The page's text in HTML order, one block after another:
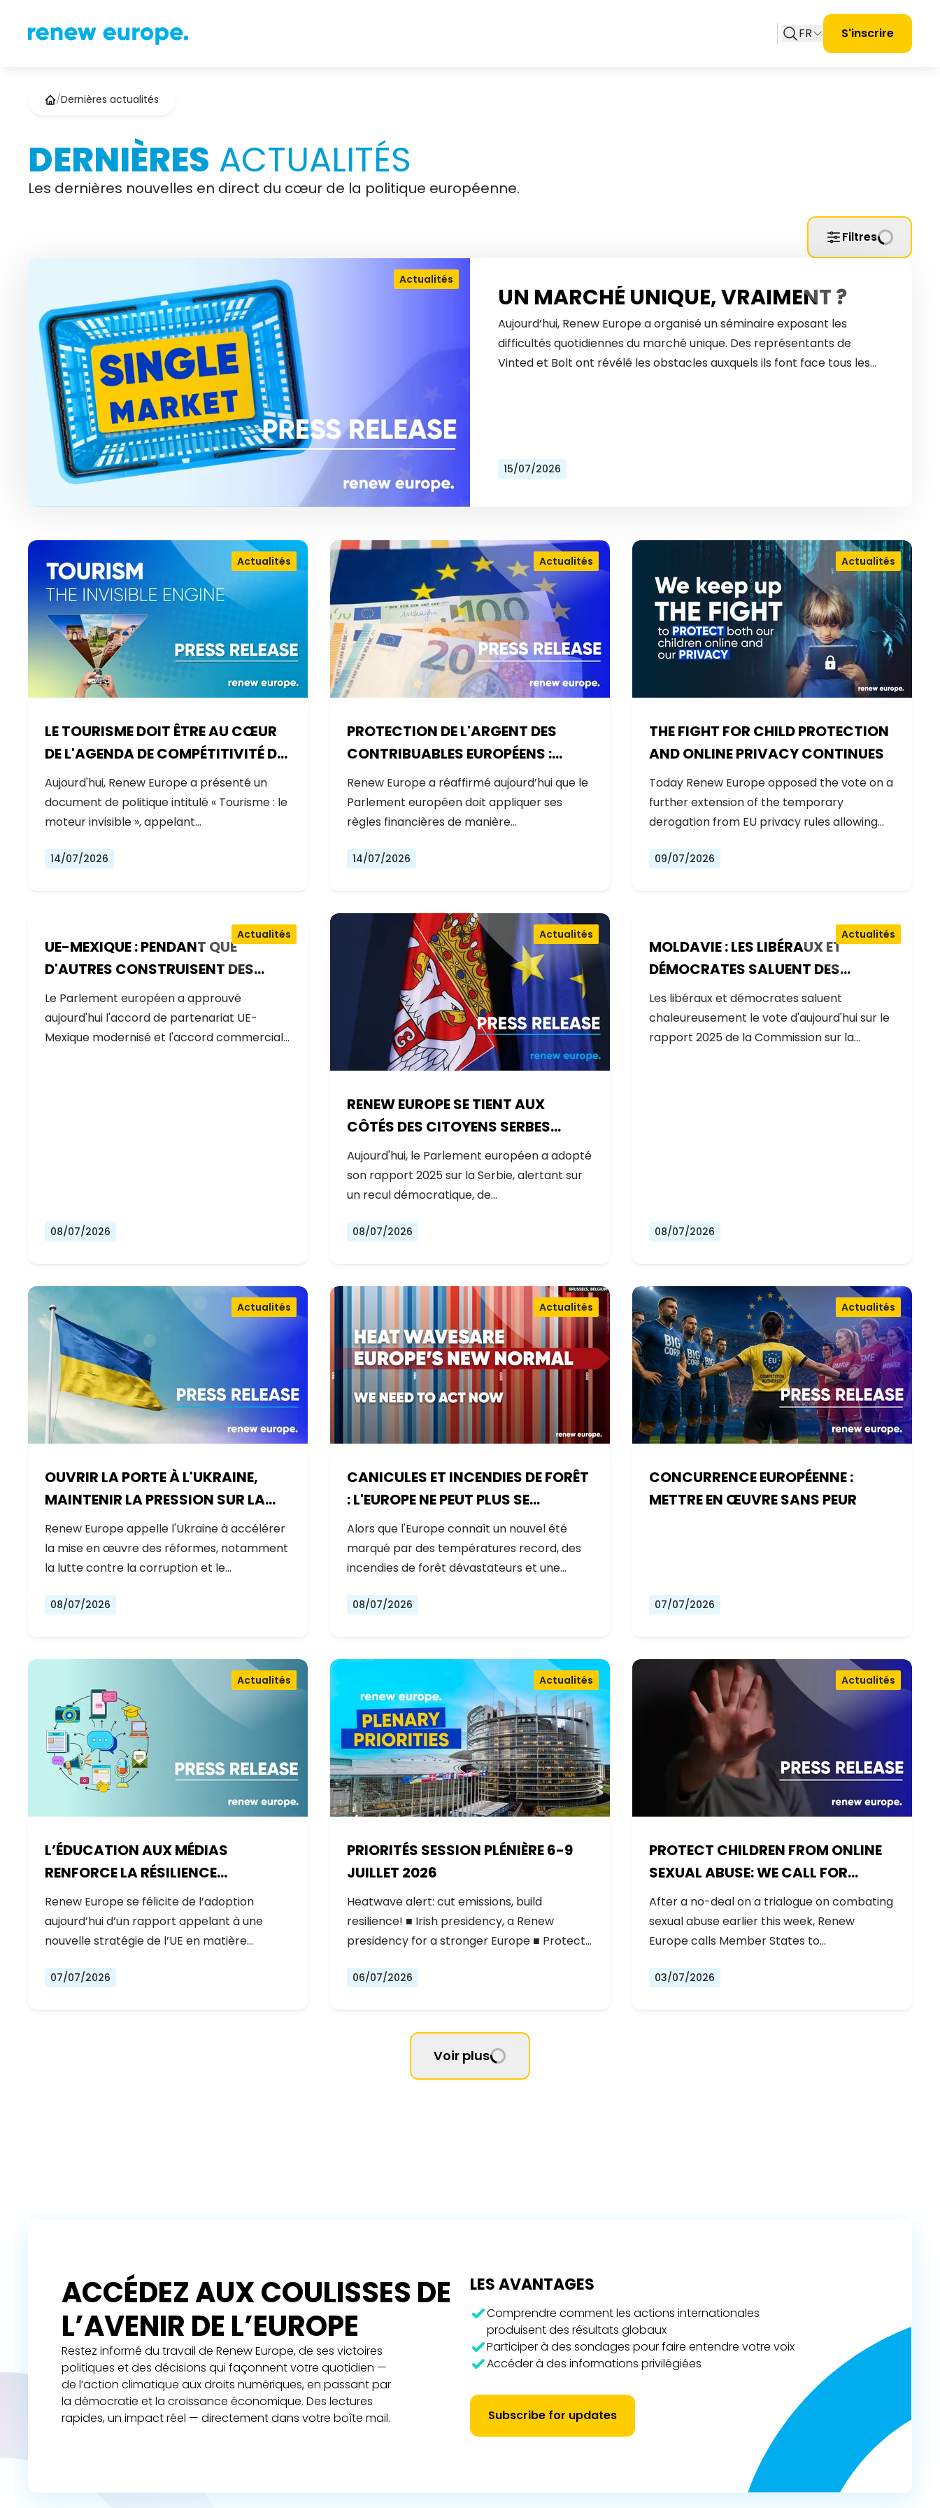
FR S'inscrire
/Dernières actualités
DERNIÈRES ACTUALITÉS
Les dernières nouvelles en direct du cœur de la politique européenne.
Filtres
Actualités
UN MARCHÉ UNIQUE, VRAIMENT ?
Aujourd’hui, Renew Europe a organisé un séminaire exposant les
difficultés quotidiennes du marché unique. Des représentants de
Vinted et Bolt ont révélé les obstacles auxquels ils font face tous les…
15/07/2026
LE TOURISME DOIT ÊTRE AU CŒUR
DE L'AGENDA DE COMPÉTITIVITÉ DE
L'EUROPE
Actualités
Aujourd'hui, Renew Europe a présenté un
document de politique intitulé « Tourisme : le
moteur invisible », appelant…
14/07/2026
PROTECTION DE L'ARGENT DES
CONTRIBUABLES EUROPÉENS :
AUCUNE EXCEPTION
Actualités
Renew Europe a réaffirmé aujourd’hui que le
Parlement européen doit appliquer ses
règles financières de manière…
14/07/2026
THE FIGHT FOR CHILD PROTECTION
AND ONLINE PRIVACY CONTINUES
Actualités
Today Renew Europe opposed the vote on a
further extension of the temporary
derogation from EU privacy rules allowing…
09/07/2026
UE-MEXIQUE : PENDANT QUE
D'AUTRES CONSTRUISENT DES
MURS, L'EUROPE CONSTRUIT DES
PONTS
Actualités
Le Parlement européen a approuvé
aujourd'hui l'accord de partenariat UE-
Mexique modernisé et l'accord commercial…
08/07/2026
RENEW EUROPE SE TIENT AUX
CÔTÉS DES CITOYENS SERBES
ALORS QUE LE GOUVERNEMENT
RECULE SUR LES RÉFORMES
Actualités
Aujourd'hui, le Parlement européen a adopté
son rapport 2025 sur la Serbie, alertant sur
un recul démocratique, de…
08/07/2026
MOLDAVIE : LES LIBÉRAUX ET
DÉMOCRATES SALUENT DES
PROGRÈS EXCEPTIONNELS SUR LA
VOIE DE L'ADHÉSION À L'UE
Actualités
Les libéraux et démocrates saluent
chaleureusement le vote d'aujourd'hui sur le
rapport 2025 de la Commission sur la…
08/07/2026
OUVRIR LA PORTE À L'UKRAINE,
MAINTENIR LA PRESSION SUR LA
RUSSIE
Actualités
Renew Europe appelle l'Ukraine à accélérer
la mise en œuvre des réformes, notamment
la lutte contre la corruption et le…
08/07/2026
CANICULES ET INCENDIES DE FORÊT
: L'EUROPE NE PEUT PLUS SE
CONTENTER DE RÉAGIR ET DOIT SE
PRÉPARER
Actualités
Alors que l'Europe connaît un nouvel été
marqué par des températures record, des
incendies de forêt dévastateurs et une…
08/07/2026
CONCURRENCE EUROPÉENNE :
METTRE EN ŒUVRE SANS PEUR
Actualités
07/07/2026
L’ÉDUCATION AUX MÉDIAS
RENFORCE LA RÉSILIENCE
DÉMOCRATIQUE DE L’EUROPE
Actualités
Renew Europe se félicite de l’adoption
aujourd’hui d’un rapport appelant à une
nouvelle stratégie de l’UE en matière…
07/07/2026
PRIORITÉS SESSION PLÉNIÈRE 6-9
JUILLET 2026
Actualités
Heatwave alert: cut emissions, build
resilience! ■ Irish presidency, a Renew
presidency for a stronger Europe ■ Protect…
06/07/2026
PROTECT CHILDREN FROM ONLINE
SEXUAL ABUSE: WE CALL FOR
URGENT NEGOTIATIONS AND
PERMANENT SOLUTION
Actualités
After a no-deal on a trialogue on combating
sexual abuse earlier this week, Renew
Europe calls Member States to…
03/07/2026
Voir plus
ACCÉDEZ AUX COULISSES DE
L’AVENIR DE L’EUROPE
Restez informé du travail de Renew Europe, de ses victoires
politiques et des décisions qui façonnent votre quotidien —
de l’action climatique aux droits numériques, en passant par
la démocratie et la croissance économique. Des lectures
rapides, un impact réel — directement dans votre boîte mail.
LES AVANTAGES
Comprendre comment les actions internationales
produisent des résultats globaux
Participer à des sondages pour faire entendre votre voix
Accéder à des informations privilégiées
Subscribe for updates